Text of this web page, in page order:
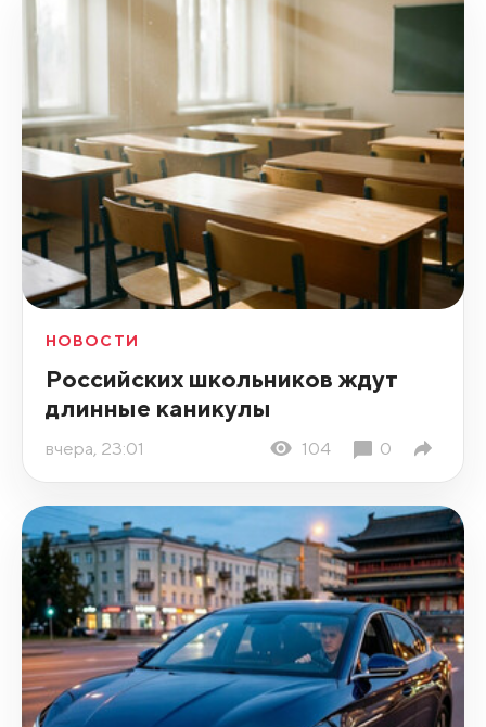
НОВОСТИ
Российских школьников ждут
длинные каникулы
вчера, 23:01 104 0